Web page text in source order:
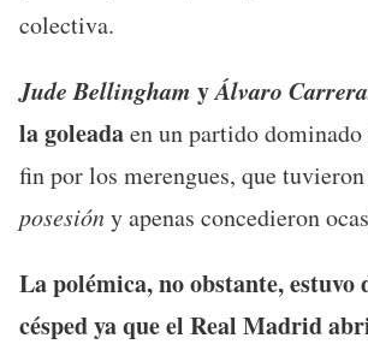
colectiva.
Jude Bellingham yÁlvaro
la goleadaen un partido
fin por los merengues, que
posesióny apenas concedieron
La polémica, no obstante, estuvo
césped ya que el Real Madrid